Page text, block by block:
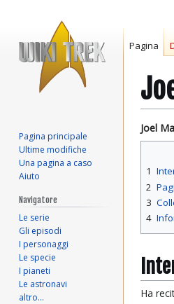
Vai
alla
Vai
alla
Joel
1
2
3
4
Ha
Pagina
Pagina principale
Ultime modifiche
Una pagina a caso
Aiuto
Navigatore
Le serie
Gli episodi
I personaggi
Le specie
I pianeti
Le astronavi
altro…